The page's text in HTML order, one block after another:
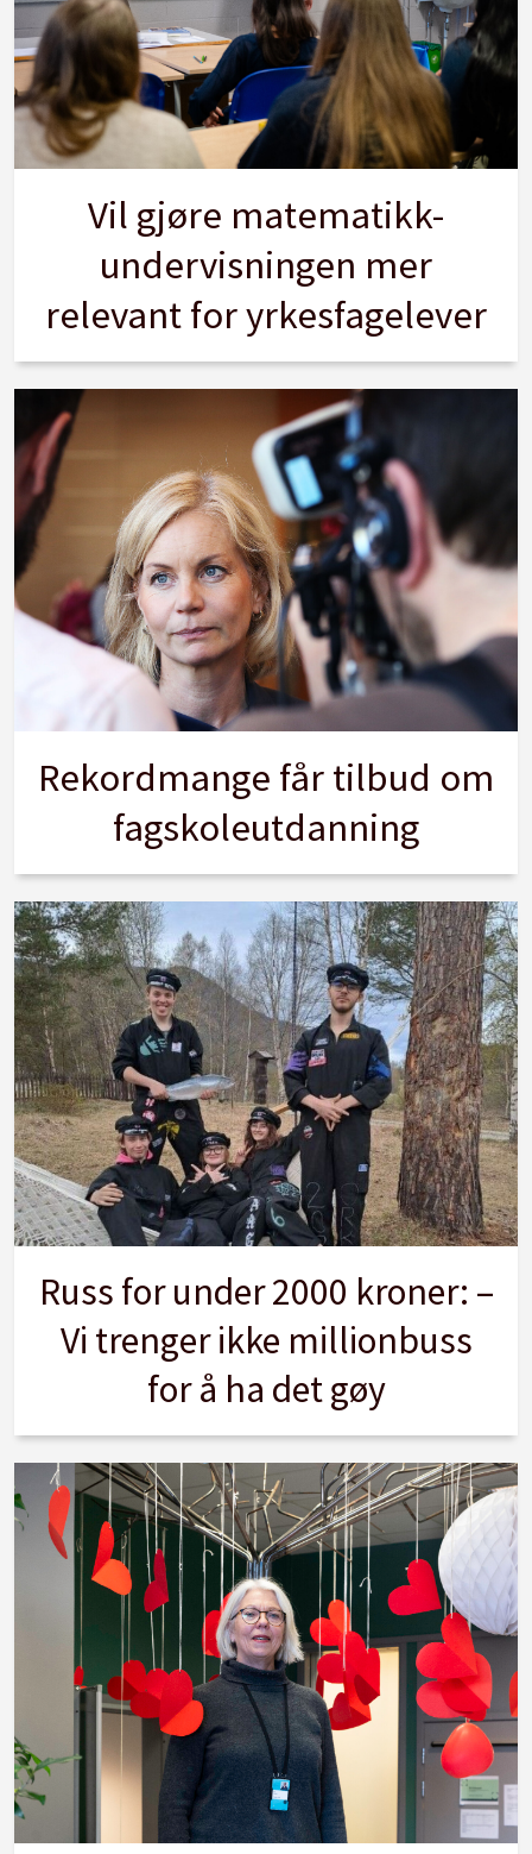
Vil gjøre matematikk-
undervisningen mer
relevant for yrkesfagelever
Rekordmange får tilbud om
fagskoleutdanning
Russ for under 2000 kroner: –
Vi trenger ikke millionbuss
for å ha det gøy